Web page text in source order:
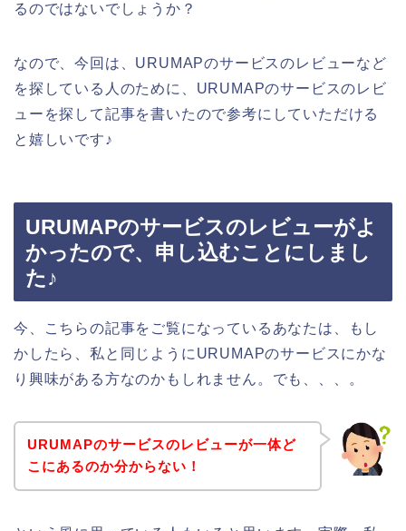
るのではないでしょうか？
なので、今回は、URUMAPのサービスのレビューなど
を探している人のために、URUMAPのサービスのレビ
ューを探して記事を書いたので参考にしていただける
と嬉しいです♪
URUMAPのサービスのレビューがよ
かったので、申し込むことにしまし
た♪
今、こちらの記事をご覧になっているあなたは、もし
かしたら、私と同じようにURUMAPのサービスにかな
り興味がある方なのかもしれません。でも、、、。
URUMAPのサービスのレビューが一体ど
こにあるのか分からない！